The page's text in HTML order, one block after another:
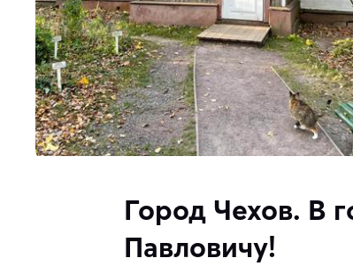
Город Чехов. В
Павловичу!